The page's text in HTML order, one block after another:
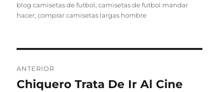
el
blog camisetas de futbol,camisetas de futbol mandar
hacer,comprar camisetas largas hombre
de
ANTERIOR
Entrada
Chiquero Trata De Ir Al Cine